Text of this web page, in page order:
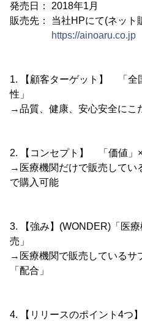
発売日： 2018年1月
販売先： 当社HPにて(ネット
https://ainoaru.co.jp
1. 【顧客ターゲット】 「全
性」
→品質、健康、安心安全にこ
2. 【コンセプト】 「価値」×
→医療機関だけで販売してい
で購入可能
3. 【強み】(WONDER)「医
売」
→医療機関で販売しているサ
「配合」
4. 【リリースのポイント4つ】